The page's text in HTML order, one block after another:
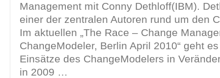
Management mit Conny Dethloff(IBM).
einer der zentralen Autoren rund um den
Im aktuellen „The Race – Change
ChangeModeler, Berlin April 2010“ geht
Einsätze des ChangeModelers in
in 2009 …